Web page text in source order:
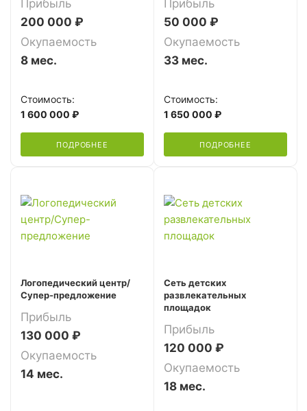
Прибыль
200 000 ₽
Окупаемость
8 мес.
Стоимость:
1 600 000 ₽
ПОДРОБНЕЕ
Прибыль
50 000 ₽
Окупаемость
33 мес.
Стоимость:
1 650 000 ₽
ПОДРОБНЕЕ
Логопедический центр/
Супер-предложение
Прибыль
130 000 ₽
Окупаемость
14 мес.
Сеть детских
развлекательных
площадок
Прибыль
120 000 ₽
Окупаемость
18 мес.